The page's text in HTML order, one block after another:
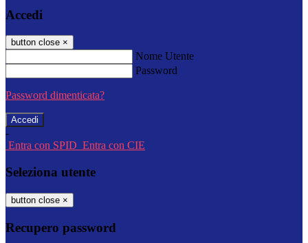
Accedi
button close ×
Nome Utente
Password
Password dimenticata?
-
Entra con SPID Entra con CIE
Seleziona utente
button close ×
Recupero password